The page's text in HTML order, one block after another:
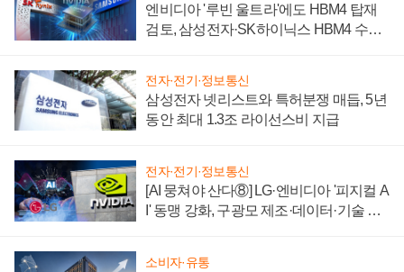
엔비디아 '루빈 울트라'에도 HBM4 탑재
검토, 삼성전자·SK하이닉스 HBM4 수율
전자·전기·정보통신
삼성전자 넷리스트와 특허분쟁 매듭, 5년
동안 최대 1.3조 라이선스비 지급
전자·전기·정보통신
[AI 뭉쳐야 산다⑧] LG·엔비디아 '피지컬 A
I' 동맹 강화, 구광모 제조·데이터·기술 결
소비자·유통